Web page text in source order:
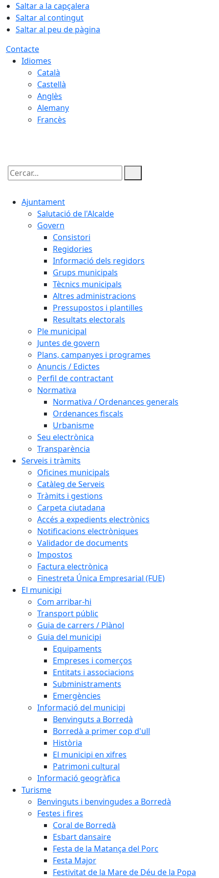
Saltar a la capçalera
Saltar al contingut
Saltar al peu de pàgina
Contacte
Idiomes
Català
Castellà
Anglès
Alemany
Francès
Cercar:
Ajuntament
Salutació de l'Alcalde
Govern
Consistori
Regidories
Informació dels regidors
Grups municipals
Tècnics municipals
Altres administracions
Pressupostos i plantilles
Resultats electorals
Ple municipal
Juntes de govern
Plans, campanyes i programes
Anuncis / Edictes
Perfil de contractant
Normativa
Normativa / Ordenances generals
Ordenances fiscals
Urbanisme
Seu electrònica
Transparència
Serveis i tràmits
Oficines municipals
Catàleg de Serveis
Tràmits i gestions
Carpeta ciutadana
Accés a expedients electrònics
Notificacions electròniques
Validador de documents
Impostos
Factura electrònica
Finestreta Única Empresarial (FUE)
El municipi
Com arribar-hi
Transport públic
Guia de carrers / Plànol
Guia del municipi
Equipaments
Empreses i comerços
Entitats i associacions
Subministraments
Emergències
Informació del municipi
Benvinguts a Borredà
Borredà a primer cop d'ull
Història
El municipi en xifres
Patrimoni cultural
Informació geogràfica
Turisme
Benvinguts i benvingudes a Borredà
Festes i fires
Coral de Borredà
Esbart dansaire
Festa de la Matança del Porc
Festa Major
Festivitat de la Mare de Déu de la Popa